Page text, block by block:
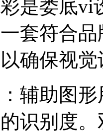
是娄底vi
套符合
确保视
辅助图
识别度